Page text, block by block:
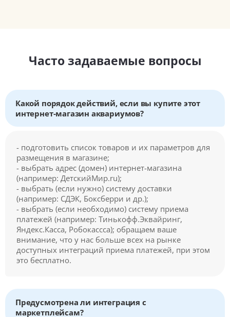
Часто задаваемые вопросы
Какой порядок действий, если вы купите этот
интернет-магазин аквариумов?
- подготовить список товаров и их параметров для
размещения в магазине;
- выбрать адрес (домен) интернет-магазина
(например: ДетскийМир.ru);
- выбрать (если нужно) систему доставки
(например: СДЭК, Боксберри и др.);
- выбрать (если необходимо) систему приема
платежей (например: Тинькофф.Эквайринг,
Яндекс.Касса, Робокассса); обращаем ваше
внимание, что у нас больше всех на рынке
доступных интеграций приема платежей, при этом
это бесплатно.
Предусмотрена ли интеграция с
маркетплейсам?